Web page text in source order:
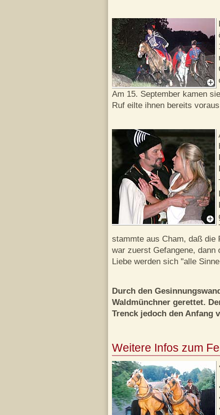
Am 15. September kamen
Ruf eilte ihnen bereits
stammte aus Cham, daß die
war zuerst Gefangene,
Liebe werden sich "alle
Durch den
Waldmünchner gerettet.
Trenck jedoch den Anfang
Weitere Infos zum